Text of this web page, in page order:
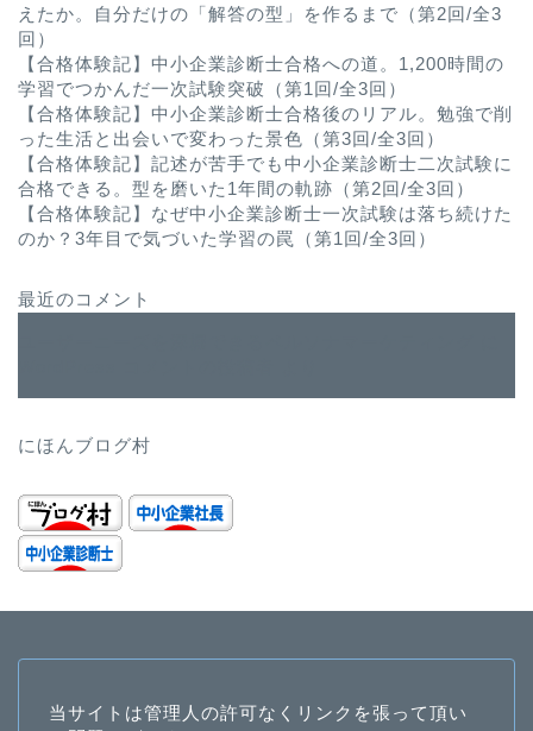
えたか。自分だけの「解答の型」を作るまで（第2回/全3
回）
【合格体験記】中小企業診断士合格への道。1,200時間の
学習でつかんだ一次試験突破（第1回/全3回）
【合格体験記】中小企業診断士合格後のリアル。勉強で削
った生活と出会いで変わった景色（第3回/全3回）
【合格体験記】記述が苦手でも中小企業診断士二次試験に
合格できる。型を磨いた1年間の軌跡（第2回/全3回）
【合格体験記】なぜ中小企業診断士一次試験は落ち続けた
のか？3年目で気づいた学習の罠（第1回/全3回）
最近のコメント
にほんブログ村
当サイトは管理人の許可なくリンクを張って頂い